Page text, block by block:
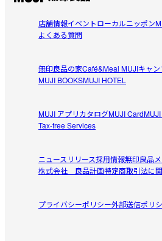
店舗情報イベントローカルニッポン
よくある質問
無印良品の家Café&Meal MUJIキャ
MUJI BOOKSMUJI HOTEL
MUJI アプリカタログMUJI Card
Tax-free Services
ニュースリリース採用情報無印良品
株式会社 良品計画特定商取引法に
プライバシーポリシー外部送信ポリ